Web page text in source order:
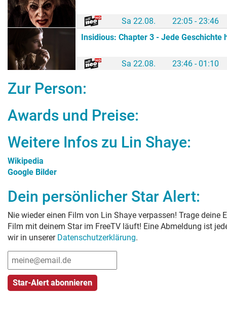
Sa 22.08.
22:05 - 23:46
Insidious: Chapter 3 - Jede Geschichte
Sa 22.08. 23:46 - 01:10
Zur Person:
Awards und Preise:
Weitere Infos zu Lin Shaye:
Wikipedia
Google Bilder
Dein persönlicher Star Alert:
Nie wieder einen Film von Lin Shaye verpassen! Trage deine
Film mit deinem Star im FreeTV läuft! Eine Abmeldung ist
wir in unserer Datenschutzerklärung.